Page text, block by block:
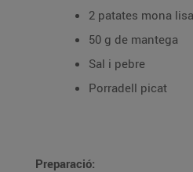
2 patates mona lisa
50 g de mantega
Sal i pebre
Porradell picat
Preparació: